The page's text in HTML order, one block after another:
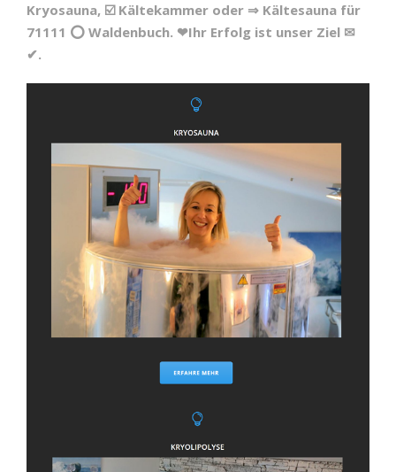
Kryosauna, ☑️ Kältekammer oder ⇒ Kältesauna für
71111 ⭕ Waldenbuch. ❤Ihr Erfolg ist unser Ziel ✉
✔.